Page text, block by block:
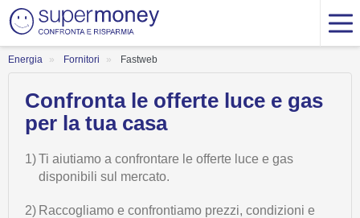
Energia Fornitori Fastweb
Confronta le offerte luce e gas
per la tua casa
1)Ti aiutiamo a confrontare le offerte luce e gas
disponibili sul mercato.
2) Raccogliamo e confrontiamo prezzi, condizioni e